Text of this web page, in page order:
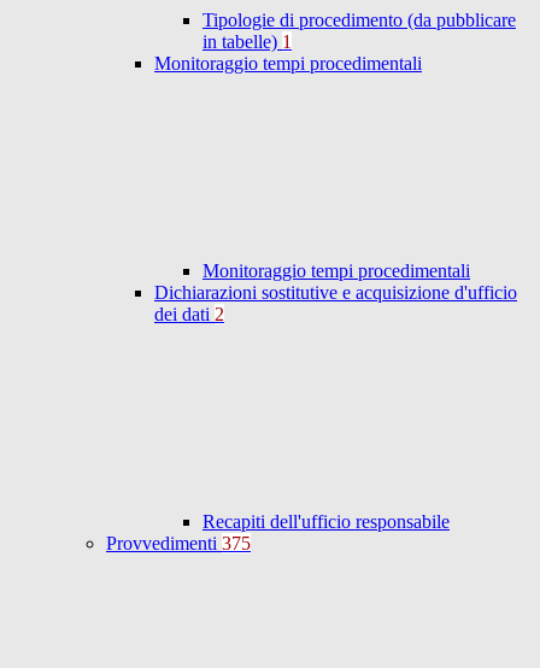
Tipologie di procedimento (da pubblicare
in tabelle) 1
Monitoraggio tempi procedimentali
Monitoraggio tempi procedimentali
Dichiarazioni sostitutive e acquisizione d'ufficio
dei dati 2
Recapiti dell'ufficio responsabile
Provvedimenti 375